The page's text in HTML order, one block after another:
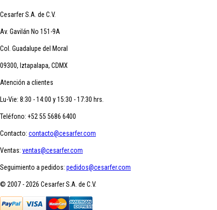
Cesarfer S.A. de C.V.
Av. Gavilán No 151-9A
Col. Guadalupe del Moral
09300, Iztapalapa, CDMX
Atención a clientes
Lu-Vie: 8:30 - 14:00 y 15:30 - 17:30 hrs.
Teléfono: +52 55 5686 6400
Contacto: contacto@cesarfer.com
Ventas: ventas@cesarfer.com
Seguimiento a pedidos: pedidos@cesarfer.com
© 2007 - 2026 Cesarfer S.A. de C.V.